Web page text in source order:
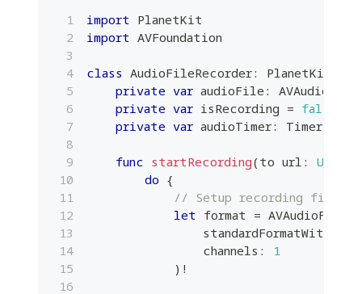
import PlanetKit
import AVFoundation
class AudioFileRecorder:
private var audioFile : AVAudioFile
private var isRecording = false
private var audioTimer: Timer
func startRecording( to url : URL
do {
// Setup recording file
let format = AVAudioFormat
                channels
:
1
) !